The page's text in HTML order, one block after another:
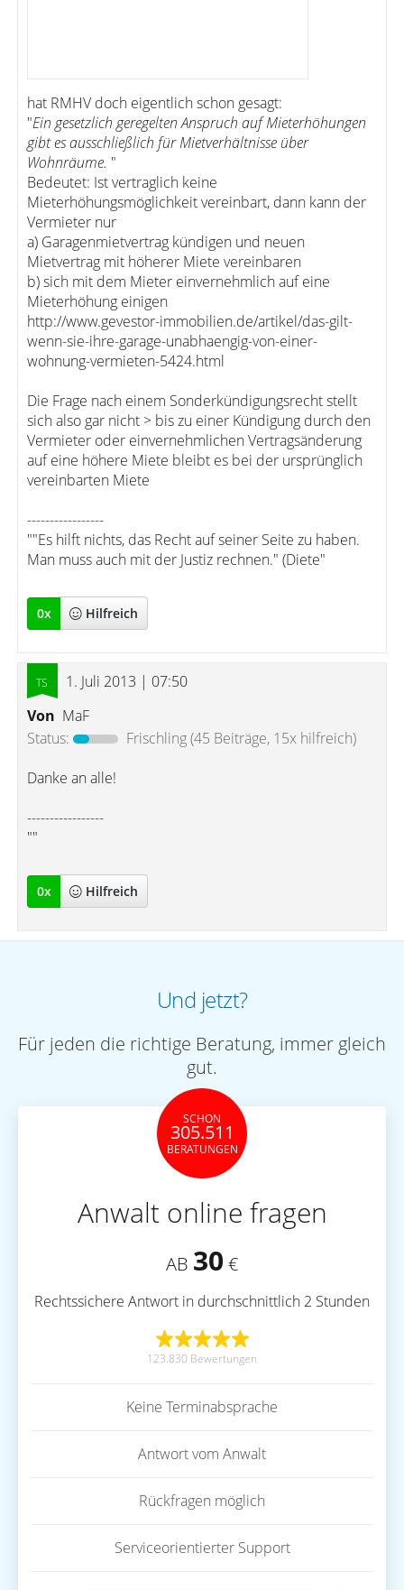
hat RMHV doch eigentlich schon gesagt:
"Ein gesetzlich geregelten Anspruch auf Mieterhöhungen
gibt es ausschließlich für Mietverhältnisse über
Wohnräume. "
Bedeutet: Ist vertraglich keine
Mieterhöhungsmöglichkeit vereinbart, dann kann der
Vermieter nur
a) Garagenmietvertrag kündigen und neuen
Mietvertrag mit höherer Miete vereinbaren
b) sich mit dem Mieter einvernehmlich auf eine
Mieterhöhung einigen
http://www.gevestor-immobilien.de/artikel/das-gilt-
wenn-sie-ihre-garage-unabhaengig-von-einer-
wohnung-vermieten-5424.html
Die Frage nach einem Sonderkündigungsrecht stellt
sich also gar nicht > bis zu einer Kündigung durch den
Vermieter oder einvernehmlichen Vertragsänderung
auf eine höhere Miete bleibt es bei der ursprünglich
vereinbarten Miete
-----------------
""Es hilft nichts, das Recht auf seiner Seite zu haben.
Man muss auch mit der Justiz rechnen." (Diete"
0x Hilfreich
1. Juli 2013 | 07:50
Von MaF
Status:
Frischling(45 Beiträge, 15x hilfreich)
Danke an alle!
-----------------
""
0x Hilfreich
Und jetzt?
Für jeden die richtige Beratung, immer gleich
gut.
SCHON
305.511
BERATUNGEN
Anwalt online fragen
AB 30 €
Rechtssichere Antwort in durchschnittlich 2 Stunden
123.830 Bewertungen
Keine Terminabsprache
Antwort vom Anwalt
Rückfragen möglich
Serviceorientierter Support